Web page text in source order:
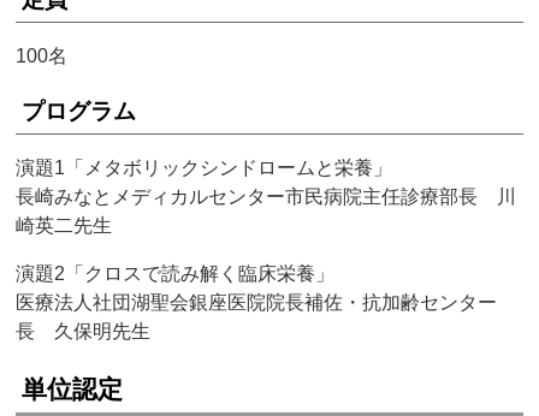
100名
プログラム
演題1「メタボリックシンドロームと栄養」
長崎みなとメディカルセンター市民病院主任診療部長 川
崎英二先生
演題2「クロスで読み解く臨床栄養」
医療法人社団湖聖会銀座医院院長補佐・抗加齢センター
長 久保明先生
単位認定